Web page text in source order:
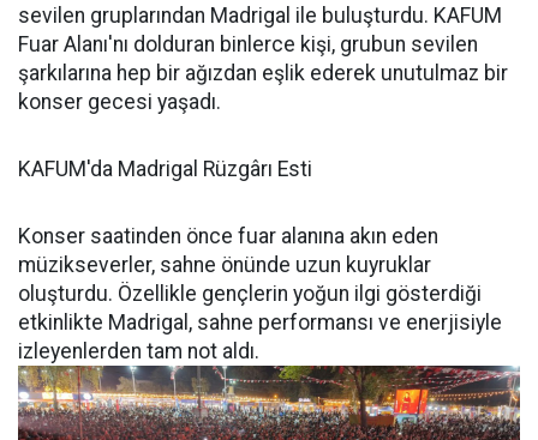
sevilen gruplarından Madrigal ile buluşturdu. KAFUM
Fuar Alanı'nı dolduran binlerce kişi, grubun sevilen
şarkılarına hep bir ağızdan eşlik ederek unutulmaz bir
konser gecesi yaşadı.
KAFUM'da Madrigal Rüzgârı Esti
Konser saatinden önce fuar alanına akın eden
müzikseverler, sahne önünde uzun kuyruklar
oluşturdu. Özellikle gençlerin yoğun ilgi gösterdiği
etkinlikte Madrigal, sahne performansı ve enerjisiyle
izleyenlerden tam not aldı.